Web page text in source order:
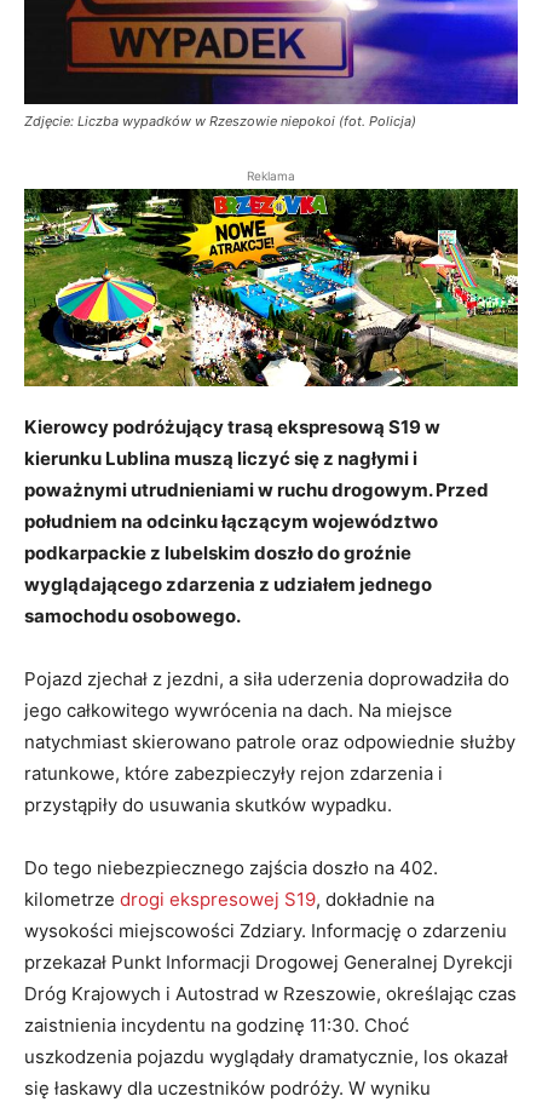
Zdjęcie: Liczba wypadków w Rzeszowie niepokoi (fot. Policja)
Reklama
Kierowcy podróżujący trasą ekspresową S19 w
kierunku Lublina muszą liczyć się z nagłymi i
poważnymi utrudnieniami w ruchu drogowym. Przed
południem na odcinku łączącym województwo
podkarpackie z lubelskim doszło do groźnie
wyglądającego zdarzenia z udziałem jednego
samochodu osobowego.
Pojazd zjechał z jezdni, a siła uderzenia doprowadziła do
jego całkowitego wywrócenia na dach. Na miejsce
natychmiast skierowano patrole oraz odpowiednie służby
ratunkowe, które zabezpieczyły rejon zdarzenia i
przystąpiły do usuwania skutków wypadku.
Do tego niebezpiecznego zajścia doszło na 402.
kilometrze drogi ekspresowej S19, dokładnie na
wysokości miejscowości Zdziary. Informację o zdarzeniu
przekazał Punkt Informacji Drogowej Generalnej Dyrekcji
Dróg Krajowych i Autostrad w Rzeszowie, określając czas
zaistnienia incydentu na godzinę 11:30. Choć
uszkodzenia pojazdu wyglądały dramatycznie, los okazał
się łaskawy dla uczestników podróży. W wyniku